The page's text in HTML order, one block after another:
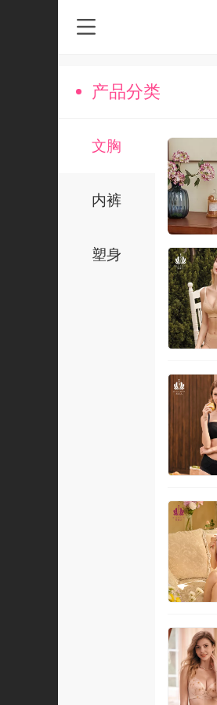
产品分类
文胸
内裤
塑身